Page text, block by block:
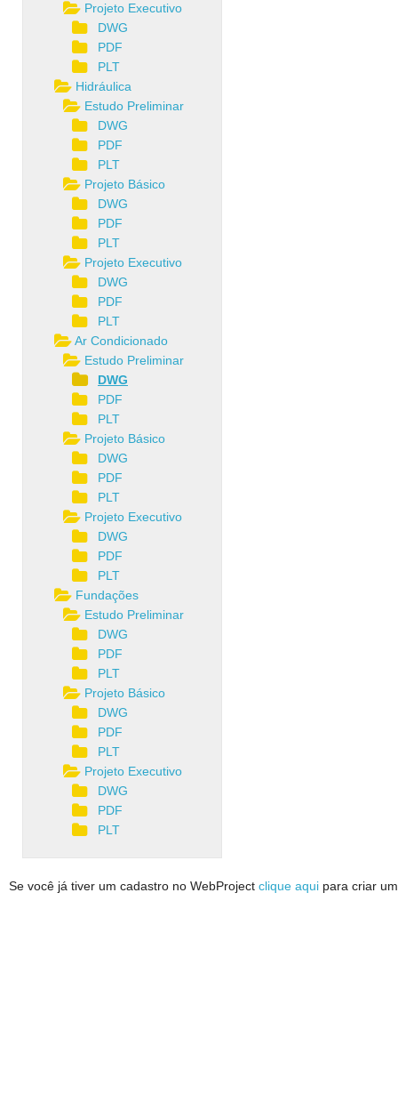
Projeto Executivo
DWG
PDF
PLT
Hidráulica
Estudo Preliminar
DWG
PDF
PLT
Projeto Básico
DWG
PDF
PLT
Projeto Executivo
DWG
PDF
PLT
Ar Condicionado
Estudo Preliminar
DWG
PDF
PLT
Projeto Básico
DWG
PDF
PLT
Projeto Executivo
DWG
PDF
PLT
Fundações
Estudo Preliminar
DWG
PDF
PLT
Projeto Básico
DWG
PDF
PLT
Projeto Executivo
DWG
PDF
PLT
Se você já tiver um cadastro no WebProject clique aqui para criar